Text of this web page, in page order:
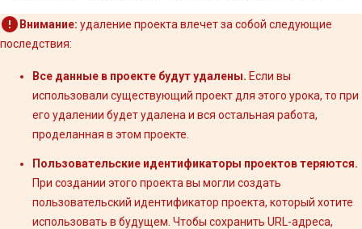
Внимание: удаление проекта влечет за собой следующие
последствия:
Все данные в проекте будут удалены. Если вы
использовали существующий проект для этого урока, то при
его удалении будет удалена и вся остальная работа,
проделанная в этом проекте.
Пользовательские идентификаторы проектов теряются.
При создании этого проекта вы могли создать
пользовательский идентификатор проекта, который хотите
использовать в будущем. Чтобы сохранить URL-адреса,